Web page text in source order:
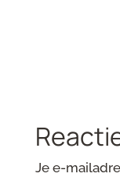
Je e-